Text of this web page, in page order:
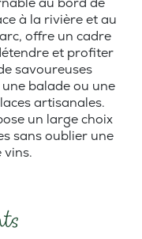
à la rivière et au
offre un cadre
et profiter
savoureuses
balade ou une
artisanales.
un large choix
sans oublier une
vins.